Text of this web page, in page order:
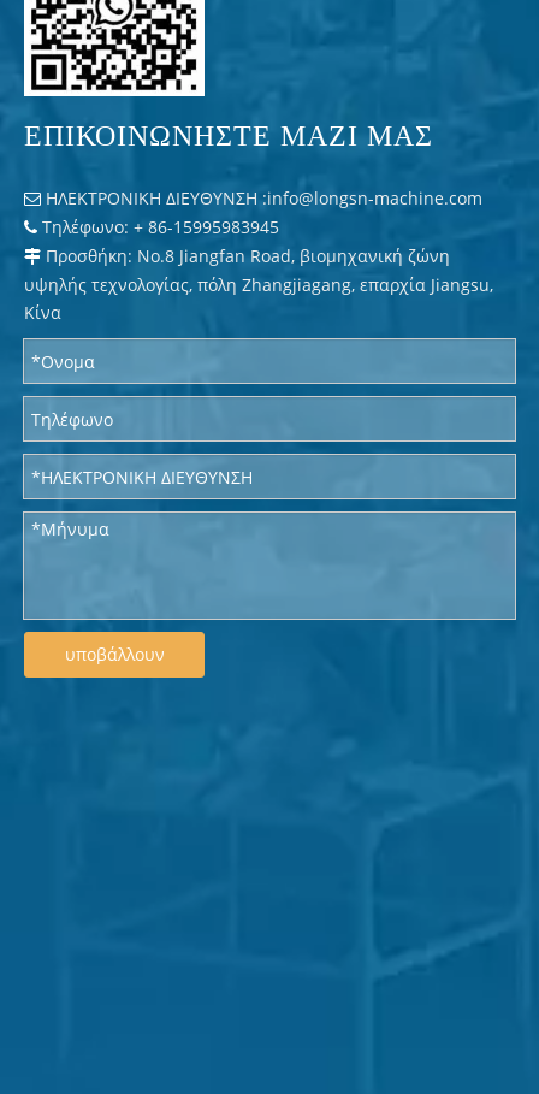
ΕΠΙΚΟΙΝΩΝΗΣΤΕ ΜΑΖΙ ΜΑΣ
 ΗΛΕΚΤΡΟΝΙΚΗ ΔΙΕΥΘΥΝΣΗ :info@longsn-machine.com
 Τηλέφωνο: + 86-15995983945
 Προσθήκη: No.8 Jiangfan Road, βιομηχανική ζώνη
υψηλής τεχνολογίας, πόλη Zhangjiagang, επαρχία Jiangsu,
Κίνα
υποβάλλουν